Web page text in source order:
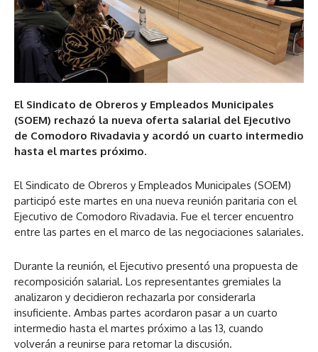
El Sindicato de Obreros y Empleados Municipales
(SOEM) rechazó la nueva oferta salarial del Ejecutivo
de Comodoro Rivadavia y acordó un cuarto intermedio
hasta el martes próximo.
El Sindicato de Obreros y Empleados Municipales (SOEM)
participó este martes en una nueva reunión paritaria con el
Ejecutivo de Comodoro Rivadavia. Fue el tercer encuentro
entre las partes en el marco de las negociaciones salariales.
Durante la reunión, el Ejecutivo presentó una propuesta de
recomposición salarial. Los representantes gremiales la
analizaron y decidieron rechazarla por considerarla
insuficiente. Ambas partes acordaron pasar a un cuarto
intermedio hasta el martes próximo a las 13, cuando
volverán a reunirse para retomar la discusión.